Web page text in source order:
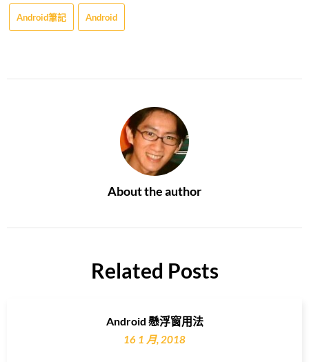
Android筆記 Android
About the author
Related Posts
Android 懸浮窗用法
16 1 月, 2018